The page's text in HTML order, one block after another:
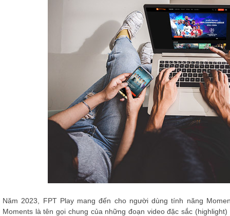
Năm 2023, FPT Play mang đến cho người dùng tính năng
Moments là tên gọi chung của những đoạn video đặc sắc